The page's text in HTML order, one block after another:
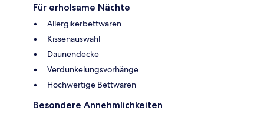
Für erholsame Nächte
Allergikerbettwaren
Kissenauswahl
Daunendecke
Verdunkelungsvorhänge
Hochwertige Bettwaren
Besondere Annehmlichkeiten